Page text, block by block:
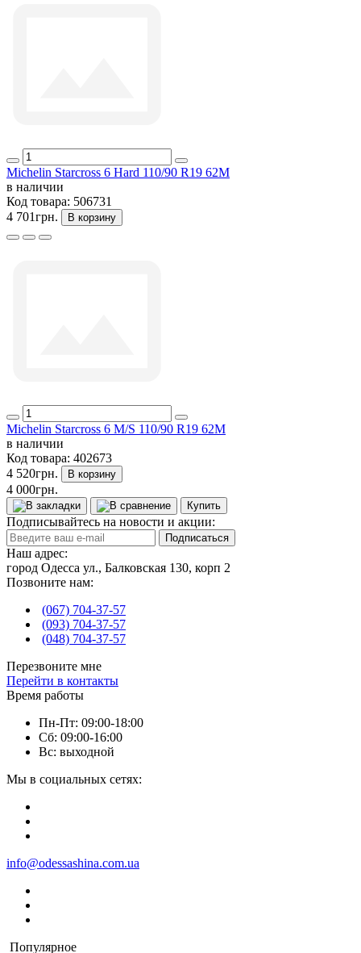
Michelin Starcross 6 Hard 110/90 R19 62M
в наличии
Код товара: 506731
4 701грн.
В корзину
Michelin Starcross 6 M/S 110/90 R19 62M
в наличии
Код товара: 402673
4 520грн.
В корзину
4 000грн.
Купить
Подписывайтесь на новости и акции:
Подписаться
Наш адрес:
город Одесса ул., Балковская 130, корп 2
Позвоните нам:
(067) 704-37-57
(093) 704-37-57
(048) 704-37-57
Перезвоните мне
Перейти в контакты
Время работы
Пн-Пт: 09:00-18:00
Сб: 09:00-16:00
Вс: выходной
Мы в социальных сетях:
info@odessashina.com.ua
Популярное